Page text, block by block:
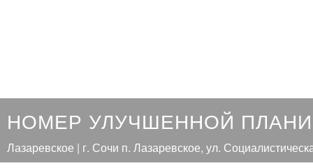
НОМЕР УЛУЧШЕННОЙ
Лазаревское | г. Сочи п. Лазаревское, ул.